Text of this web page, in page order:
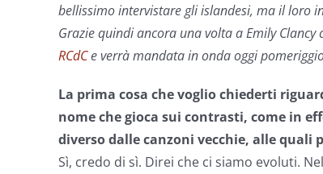
bellissimo intervistare gli islandesi, ma il loro
Grazie quindi ancora una volta a Emily
RCdCe verrà mandata in onda oggi
La prima cosa che voglio chiederti
nomeche gioca sui contrasti, come in
diverso dalle canzoni vecchie, alle quali
Sì, credo di sì. Direi che ci siamo evoluti.